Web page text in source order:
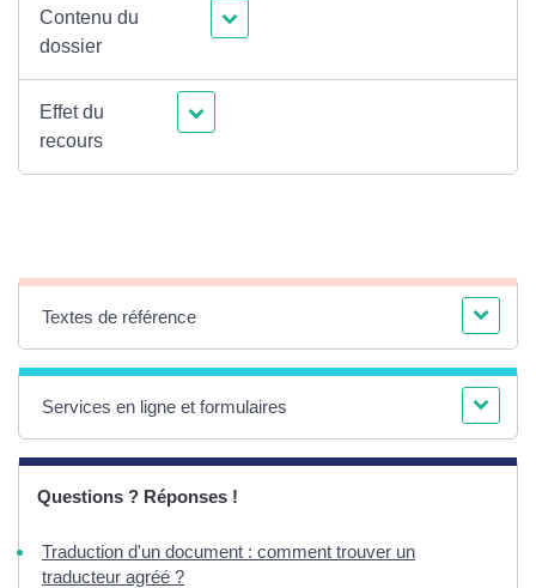
Contenu du
dossier
Effet du
recours
Textes de référence
Services en ligne et formulaires
Questions ? Réponses !
Traduction d'un document : comment trouver un
traducteur agréé ?